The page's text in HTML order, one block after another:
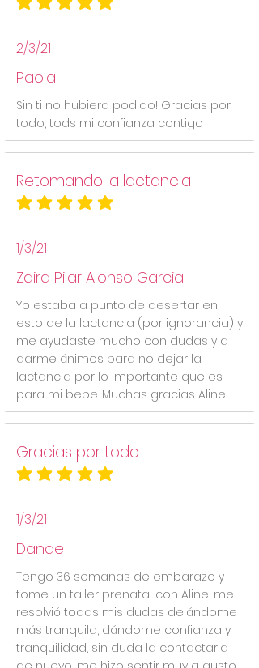
la calificación promedio es 5 de 5
2/3/21
Paola
Sin ti no hubiera podido! Gracias por
todo, tods mi confianza contigo
Retomando la lactancia
la calificación promedio es 5 de 5
1/3/21
Zaira Pilar Alonso Garcia
Yo estaba a punto de desertar en
esto de la lactancia (por ignorancia) y
me ayudaste mucho con dudas y a
darme ánimos para no dejar la
lactancia por lo importante que es
para mi bebe. Muchas gracias Aline.
Gracias por todo
la calificación promedio es 5 de 5
1/3/21
Danae
Tengo 36 semanas de embarazo y
tome un taller prenatal con Aline, me
resolvió todas mis dudas dejándome
más tranquila, dándome confianza y
tranquilidad, sin duda la contactaria